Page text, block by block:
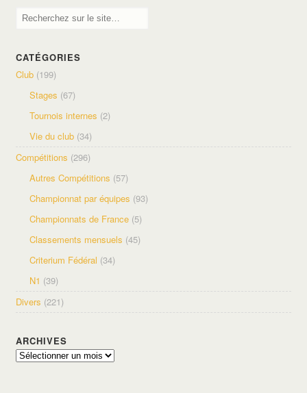
CATÉGORIES
Club (199)
Stages (67)
Tournois internes (2)
Vie du club (34)
Compétitions (296)
Autres Compétitions (57)
Championnat par équipes (93)
Championnats de France (5)
Classements mensuels (45)
Criterium Fédéral (34)
N1 (39)
Divers (221)
ARCHIVES
Archives